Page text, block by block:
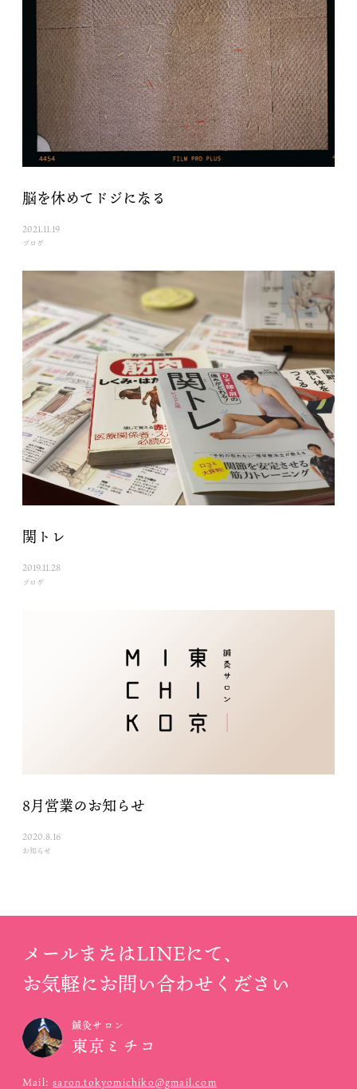
脳を休めてドジになる
2021.11.19
ブログ
関トレ
2019.11.28
ブログ
8月営業のお知らせ
2020.8.16
お知らせ
メールまたはLINEにて、
お気軽にお問い合わせください
鍼灸サロン
東京ミチコ
Mail:saron.tokyomichiko@gmail.com